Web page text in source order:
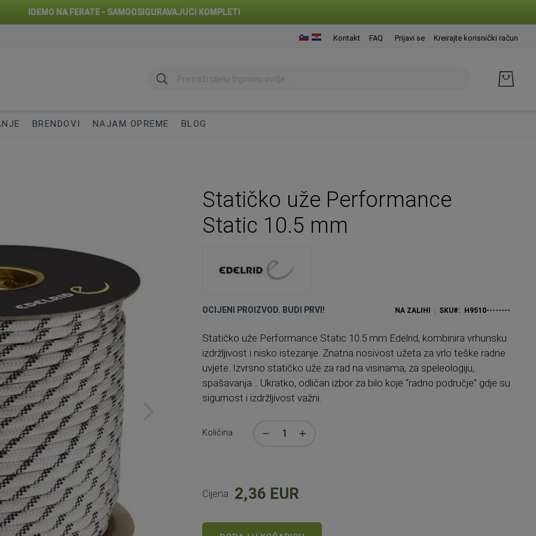
IDEMO NA FERATE - SAMOOSIGURAVAJUĆI KOMPLETI
na
Kontakt FAQ Prijavi se Kreirajte korisnički račun
traži
BRENDOVI NAJAM OPREME BLOG
Statičko uže Performance
Static 10.5 mm
OCIJENI PROIZVOD. BUDI PRVI! NA ZALIHI SKU H9510--------
Statičko uže Performance Static 10.5 mm Edelrid, kombinira vrhunsku
izdržljivost i nisko istezanje. Znatna nosivost užeta za vrlo teške radne
uvjete. Izvrsno statičko uže za rad na visinama, za speleologiju,
spašavanja… Ukratko, odličan izbor za bilo koje “radno područje” gdje su
sigurnost i izdržljivost važni.
Količina
Cijena 2,36 EUR